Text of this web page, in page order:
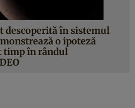
descoperită în sistemul
o ipoteză
timp în rândul